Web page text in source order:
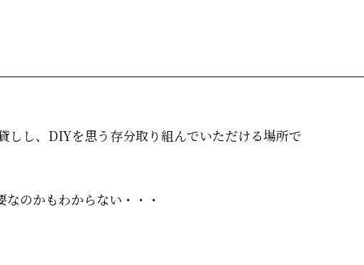
しし、DIYを思う存分取り組んでいただける場所で
のかもわからない・・・